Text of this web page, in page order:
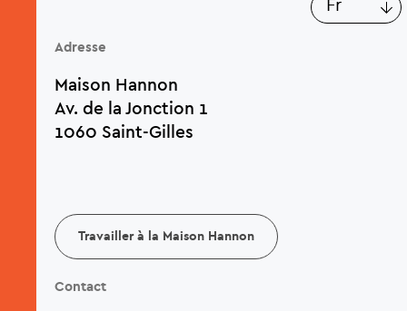
Adresse
Maison Hannon
Av. de la Jonction 1
1060 Saint-Gilles
Travailler à la Maison Hannon
Contact